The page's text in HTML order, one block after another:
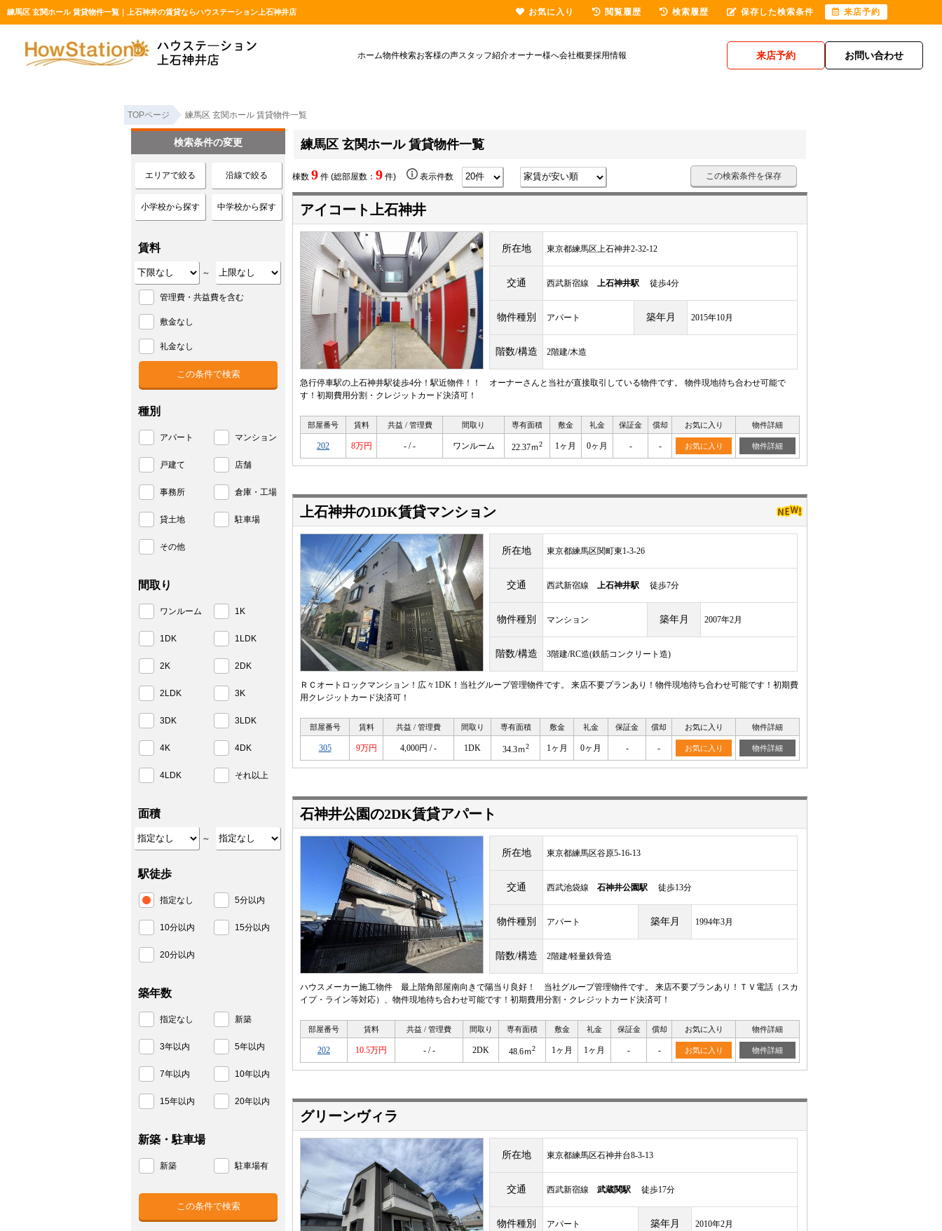
練馬区 玄関ホール 賃貸物件一覧｜上石神井の賃貸ならハウステーション上石神井店
ホーム物件検索お客様の声スタッフ紹介オーナー様へ会社概要採用情報 来店予約 お問い合わせ
TOPページ 練馬区 玄関ホール 賃貸物件一覧
練馬区 玄関ホール 賃貸物件一覧
棟数 9 件 (総部屋数： 9 件) 表示件数 この検索条件を保存
アイコート上石神井
所在地 東京都練馬区上石神井2-32-12
交通 西武新宿線 上石神井駅 徒歩4分
物件種別 アパート 築年月 2015年10月
階数/構造 2階建/木造
急行停車駅の上石神井駅徒歩4分！駅近物件！！ オーナーさんと当社が直接取引している物件です。 物件現地待ち合わせ可能で
す！初期費用分割・クレジットカード決済可！
部屋番号 賃料 共益 / 管理費 間取り 専有面積 敷金 礼金 保証金 償却 お気に入り 物件詳細
202 8万円 - / - ワンルーム 22.37ｍ2 1ヶ月 0ヶ月 - - お気に入り 物件詳細
上石神井の1DK賃貸マンション
所在地 東京都練馬区関町東1-3-26
交通 西武新宿線 上石神井駅 徒歩7分
物件種別 マンション 築年月 2007年2月
階数/構造 3階建/RC造(鉄筋コンクリート造)
ＲＣオートロックマンション！広々1DK！当社グループ管理物件です。 来店不要プランあり！物件現地待ち合わせ可能です！初期費
用クレジットカード決済可！
部屋番号 賃料 共益 / 管理費 間取り 専有面積 敷金 礼金 保証金 償却 お気に入り 物件詳細
305 9万円 4,000円 / - 1DK 34.3ｍ2 1ヶ月 0ヶ月 - - お気に入り 物件詳細
石神井公園の2DK賃貸アパート
所在地 東京都練馬区谷原5-16-13
交通 西武池袋線 石神井公園駅 徒歩13分
物件種別 アパート 築年月 1994年3月
階数/構造 2階建/軽量鉄骨造
ハウスメーカー施工物件 最上階角部屋南向きで陽当り良好！ 当社グループ管理物件です。 来店不要プランあり！ＴＶ電話（スカ
イプ・ライン等対応）、物件現地待ち合わせ可能です！初期費用分割・クレジットカード決済可！
部屋番号 賃料 共益 / 管理費 間取り 専有面積 敷金 礼金 保証金 償却 お気に入り 物件詳細
202 10.5万円 - / - 2DK 48.6ｍ2 1ヶ月 1ヶ月 - - お気に入り 物件詳細
グリーンヴィラ
所在地 東京都練馬区石神井台8-3-13
交通 西武新宿線 武蔵関駅 徒歩17分
物件種別 アパート 築年月 2010年2月
検索条件の変更
エリアで絞る 沿線で絞る
小学校から探す 中学校から探す
賃料
～
管理費・共益費を含む
敷金なし
礼金なし
種別
アパート マンション
戸建て 店舗
事務所 倉庫・工場
貸土地 駐車場
その他
間取り
ワンルーム 1K
1DK 1LDK
2K 2DK
2LDK 3K
3DK 3LDK
4K 4DK
4LDK それ以上
面積
～
駅徒歩
指定なし 5分以内
10分以内 15分以内
20分以内
築年数
指定なし 新築
3年以内 5年以内
7年以内 10年以内
15年以内 20年以内
新築・駐車場
新築 駐車場有
お気に入り 閲覧履歴 検索履歴 保存した検索条件 来店予約